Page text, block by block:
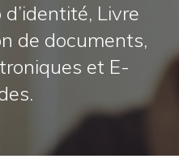
Livre
de documents,
et E-